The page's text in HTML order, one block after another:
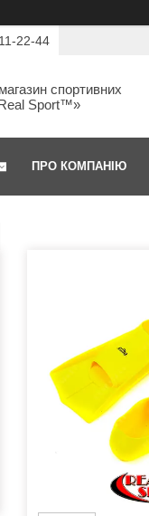
22-44
спортивних
Sport™»
ПРО КОМПАНІЮ